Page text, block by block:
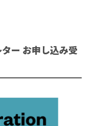
ー お申し込み受